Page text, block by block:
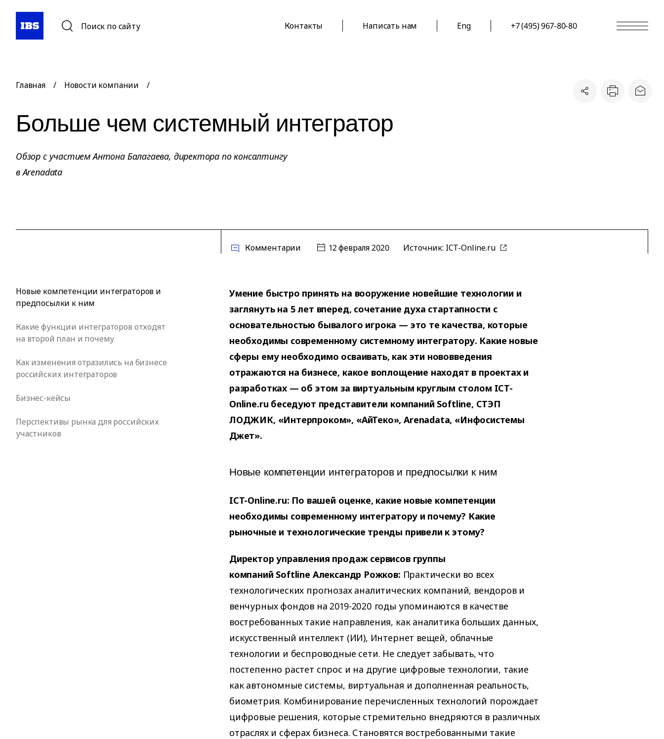
Поиск по сайту Контакты Написать нам Eng +7 (495) 967-80-80
Главная / Новости компании /
Больше чем системный интегратор
Обзор с участием Антона Балагаева, директора по консалтингу
в Arenadata
Комментарии 12 февраля 2020 Источник: ICT-Online.ru
Новые компетенции интеграторов и
предпосылки к ним
Какие функции интеграторов отходят
на второй план и почему
Как изменения отразились на бизнесе
российских интеграторов
Бизнес-кейсы
Перспективы рынка для российских
участников
Умение быстро принять на вооружение новейшие технологии и
заглянуть на 5 лет вперед, сочетание духа стартапности с
основательностью бывалого игрока — это те качества, которые
необходимы современному системному интегратору. Какие новые
сферы ему необходимо осваивать, как эти нововведения
отражаются на бизнесе, какое воплощение находят в проектах и
разработках — об этом за виртуальным круглым столом ICT-
Online.ru беседуют представители компаний Softline, СТЭП
ЛОДЖИК, «Интерпроком», «АйТеко», Arenadata, «Инфосистемы
Джет».
Новые компетенции интеграторов и предпосылки к ним
ICT-Online.ru: По вашей оценке, какие новые компетенции
необходимы современному интегратору и почему? Какие
рыночные и технологические тренды привели к этому?
Директор управления продаж сервисов группы
компаний Softline Александр Рожков: Практически во всех
технологических прогнозах аналитических компаний, вендоров и
венчурных фондов на 2019-2020 годы упоминаются в качестве
востребованных такие направления, как аналитика больших данных,
искусственный интеллект (ИИ), Интернет вещей, облачные
технологии и беспроводные сети. Не следует забывать, что
постепенно растет спрос и на другие цифровые технологии, такие
как автономные системы, виртуальная и дополненная реальность,
биометрия. Комбинирование перечисленных технологий порождает
цифровые решения, которые стремительно внедряются в различных
отраслях и сферах бизнеса. Становятся востребованными такие